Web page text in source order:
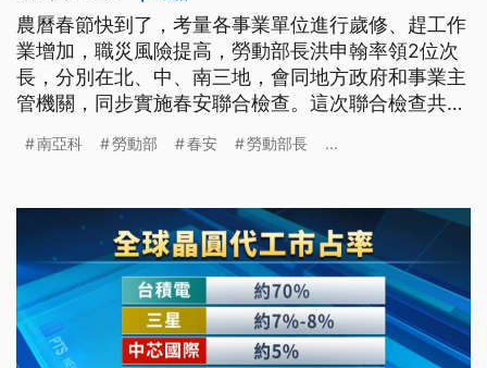
農曆春節快到了，考量各事業單位進行歲修、趕工作
業增加，職災風險提高，勞動部長洪申翰率領2位次
長，分別在北、中、南三地，會同地方政府和事業主
管機關，同步實施春安聯合檢查。這次聯合檢查共發
南亞科 勞動部 春安 勞動部長 ...